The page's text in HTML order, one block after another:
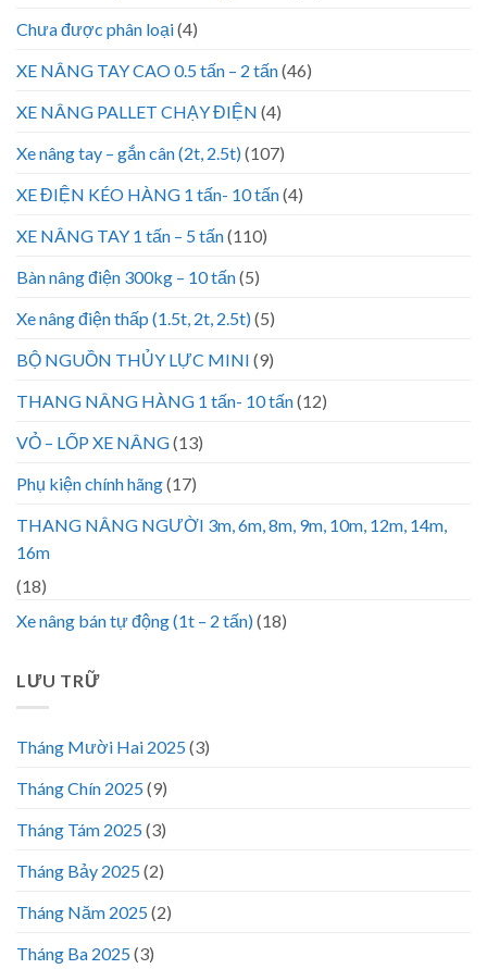
Chưa được phân loại(4)
XE NÂNG TAY CAO 0.5 tấn – 2 tấn(46)
XE NÂNG PALLET CHẠY ĐIỆN (4)
Xe nâng tay – gắn cân (2t, 2.5t)(107)
XE ĐIỆN KÉO HÀNG 1 tấn- 10 tấn(4)
XE NÂNG TAY 1 tấn – 5 tấn(110)
Bàn nâng điện 300kg – 10 tấn(5)
Xe nâng điện thấp (1.5t, 2t, 2.5t)(5)
BỘ NGUỒN THỦY LỰC MINI (9)
THANG NÂNG HÀNG 1 tấn- 10 tấn(12)
VỎ – LỐP XE NÂNG(13)
Phụ kiện chính hãng(17)
THANG NÂNG NGƯỜI 3m, 6m, 8m, 9m, 10m, 12m, 14m,
16m
(18)
Xe nâng bán tự động (1t – 2 tấn)(18)
LƯU TRỮ
Tháng Mười Hai 2025(3)
Tháng Chín 2025(9)
Tháng Tám 2025(3)
Tháng Bảy 2025(2)
Tháng Năm 2025(2)
Tháng Ba 2025(3)